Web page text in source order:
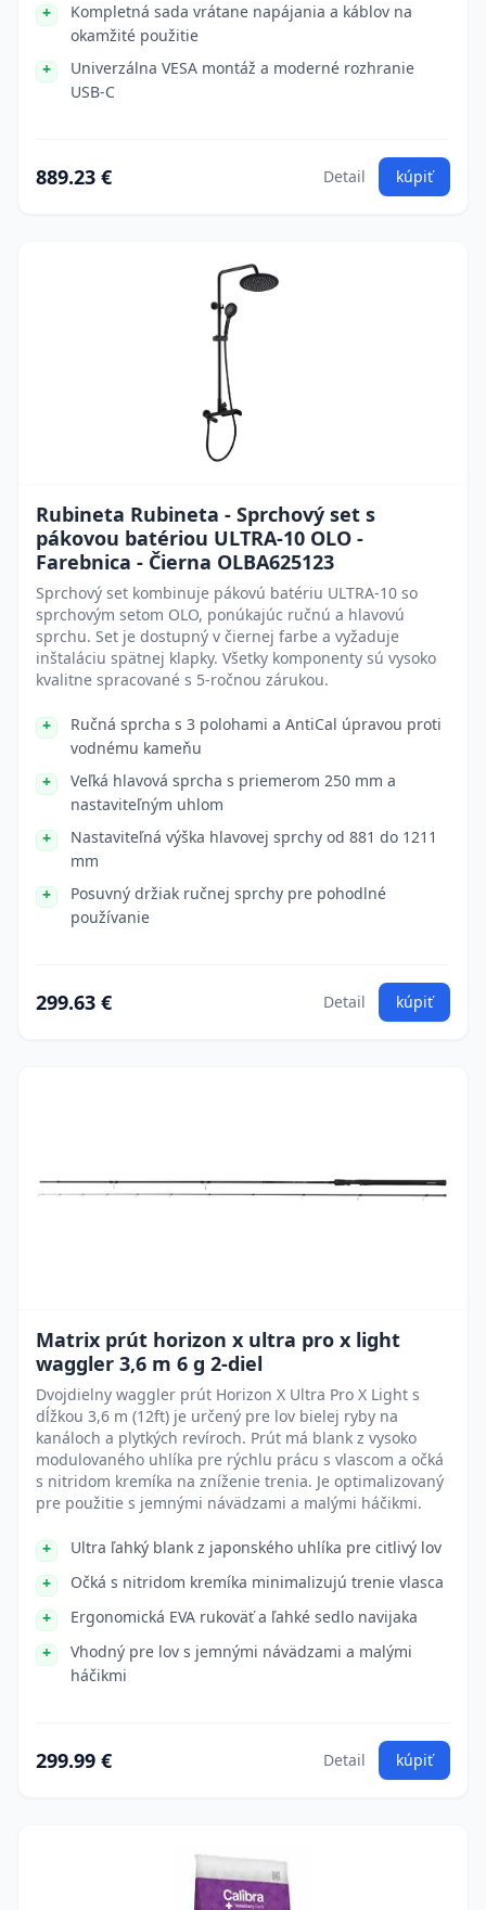
Kompletná sada vrátane napájania a káblov na
okamžité použitie
Univerzálna VESA montáž a moderné rozhranie
USB-C
889.23 € Detail kúpiť
Rubineta Rubineta - Sprchový set s
pákovou batériou ULTRA-10 OLO -
Farebnica - Čierna OLBA625123
Sprchový set kombinuje pákovú batériu ULTRA-10 so
sprchovým setom OLO, ponúkajúc ručnú a hlavovú
sprchu. Set je dostupný v čiernej farbe a vyžaduje
inštaláciu spätnej klapky. Všetky komponenty sú vysoko
kvalitne spracované s 5-ročnou zárukou.
Ručná sprcha s 3 polohami a AntiCal úpravou proti
vodnému kameňu
Veľká hlavová sprcha s priemerom 250 mm a
nastaviteľným uhlom
Nastaviteľná výška hlavovej sprchy od 881 do 1211
mm
Posuvný držiak ručnej sprchy pre pohodlné
používanie
299.63 € Detail kúpiť
Matrix prút horizon x ultra pro x light
waggler 3,6 m 6 g 2-diel
Dvojdielny waggler prút Horizon X Ultra Pro X Light s
dĺžkou 3,6 m (12ft) je určený pre lov bielej ryby na
kanáloch a plytkých revíroch. Prút má blank z vysoko
modulovaného uhlíka pre rýchlu prácu s vlascom a očká
s nitridom kremíka na zníženie trenia. Je optimalizovaný
pre použitie s jemnými návädzami a malými háčikmi.
Ultra ľahký blank z japonského uhlíka pre citlivý lov
Očká s nitridom kremíka minimalizujú trenie vlasca
Ergonomická EVA rukoväť a ľahké sedlo navijaka
Vhodný pre lov s jemnými návädzami a malými
háčikmi
299.99 € Detail kúpiť